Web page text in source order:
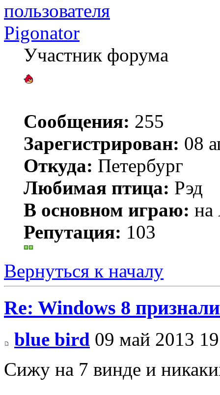
Pigonator
Участник форума
Сообщения: 255
Зарегистрирован: 08
Откуда: Петербург
Любимая птица: Рэд
В основном играю: на
Репутация: 103
Вернуться к началу
Re: Windows 8
blue bird 09 май 2013
Сижу на 7 винде и